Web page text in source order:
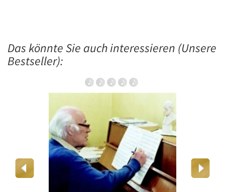
Das könnte Sie auch interessieren (Unsere
Bestseller):